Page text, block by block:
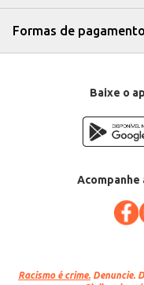
Formas de pagamento
Baixe o
Acompanhe
Racismo é crime. Denuncie.